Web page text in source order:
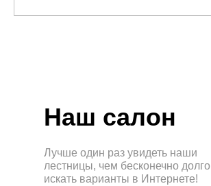
Наш салон
Лучше один раз увидеть наши
лестницы, чем бесконечно долго
искать варианты в Интернете!